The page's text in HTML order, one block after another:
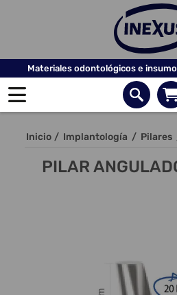
Materiales odontológicos e
Inicio / Implantología / Pilares
PILAR